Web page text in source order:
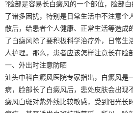
?脸部是容易长白癜风的一个部位，脸部
了诸多困扰，特别是日常生活中不注意个
散后，给患者个人健康、正常生活等造成
了白癜风除了要积极科学治疗外，日常生
人护理。那么，患者应该怎样注意长在脸
一、外出时注意防晒
汕头中科白癜风医院专家指出，白癜风是
病，脸部长了白癜风后，患处皮肤会出现
癜风白斑对紫外线比较敏感，受到阳光长